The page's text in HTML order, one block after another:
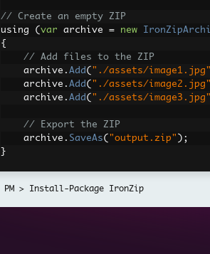
// Create an empty ZIP
using
( var archive = new
{
// Add files to the ZIP
    archive
. Add ( "./assets/image1.jpg"
    archive
. Add ( "./assets/image2.jpg"
    archive
. Add ( "./assets/image3.jpg"
// Export the ZIP
    archive
. SaveAs( "output.zip" );
}
Install-Package IronZip